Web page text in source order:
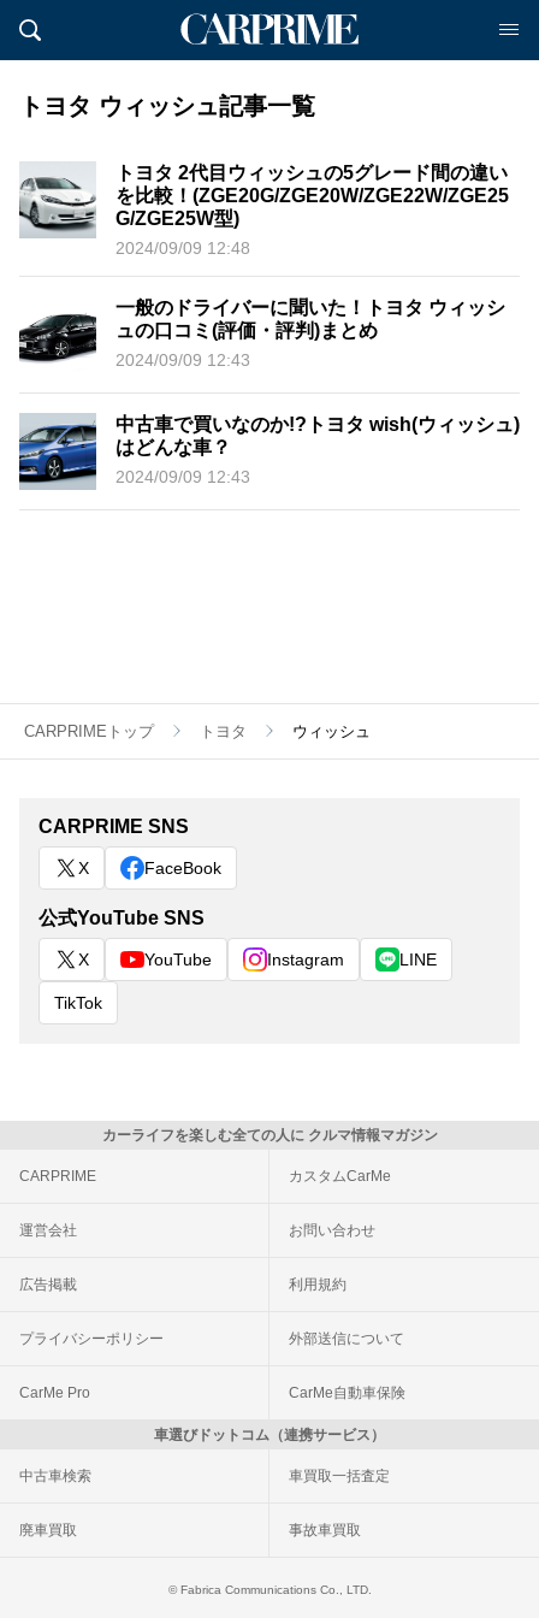
トヨタ ウィッシュ記事一覧
トヨタ 2代目ウィッシュの5グレード間の違い
を比較！(ZGE20G/ZGE20W/ZGE22W/ZGE25
G/ZGE25W型)
2024/09/09 12:48
一般のドライバーに聞いた！トヨタ ウィッシ
ュの口コミ(評価・評判)まとめ
2024/09/09 12:43
中古車で買いなのか!?トヨタ wish(ウィッシュ)
はどんな車？
2024/09/09 12:43
CARPRIMEトップ トヨタ ウィッシュ
CARPRIME SNS
X FaceBook
公式YouTube SNS
X YouTube Instagram LINE
TikTok
カーライフを楽しむ全ての人に クルマ情報マガジン
CARPRIME カスタムCarMe
運営会社 お問い合わせ
広告掲載 利用規約
プライバシーポリシー 外部送信について
CarMe Pro CarMe自動車保険
車選びドットコム（連携サービス）
中古車検索 車買取一括査定
廃車買取 事故車買取
© Fabrica Communications Co., LTD.